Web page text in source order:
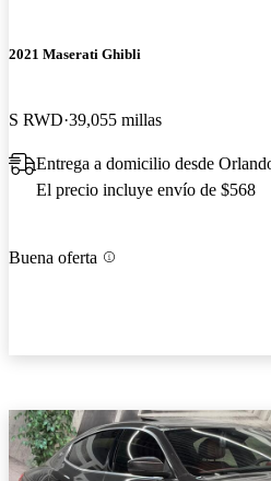
2021 Maserati Ghibli
S RWD 39,055 millas
Entrega a domicilio desde
El precio incluye envío de $568
Buena oferta